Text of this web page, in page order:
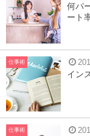
何パ
ート
仕事術
イン
仕事術